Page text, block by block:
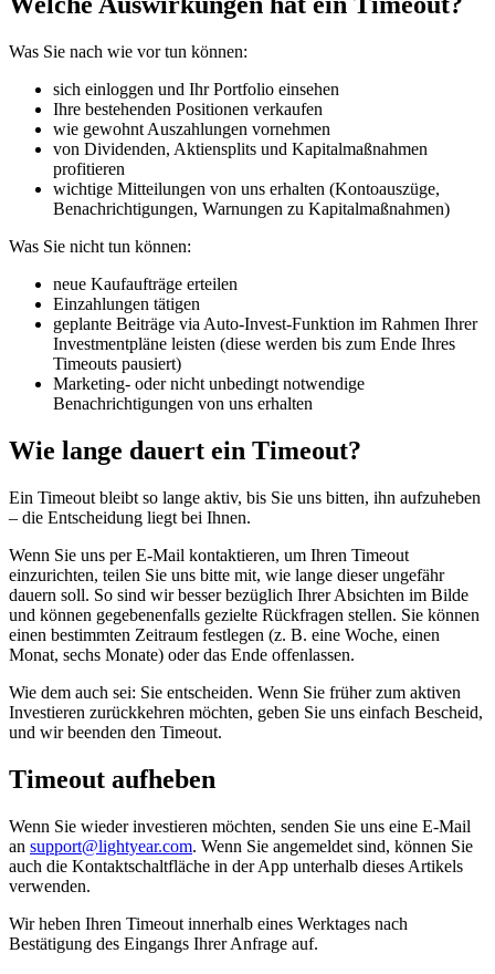
Was Sie nach wie vor tun können:
sich einloggen und Ihr Portfolio einsehen
Ihre bestehenden Positionen verkaufen
wie gewohnt Auszahlungen vornehmen
von Dividenden, Aktiensplits und Kapitalmaßnahmen
profitieren
wichtige Mitteilungen von uns erhalten (Kontoauszüge,
Benachrichtigungen, Warnungen zu Kapitalmaßnahmen)
Was Sie nicht tun können:
neue Kaufaufträge erteilen
Einzahlungen tätigen
geplante Beiträge via Auto-Invest-Funktion im Rahmen Ihrer
Investmentpläne leisten (diese werden bis zum Ende Ihres
Timeouts pausiert)
Marketing- oder nicht unbedingt notwendige
Benachrichtigungen von uns erhalten
Wie lange dauert ein Timeout?
Ein Timeout bleibt so lange aktiv, bis Sie uns bitten, ihn aufzuheben
– die Entscheidung liegt bei Ihnen.
Wenn Sie uns per E-Mail kontaktieren, um Ihren Timeout
einzurichten, teilen Sie uns bitte mit, wie lange dieser ungefähr
dauern soll. So sind wir besser bezüglich Ihrer Absichten im Bilde
und können gegebenenfalls gezielte Rückfragen stellen. Sie können
einen bestimmten Zeitraum festlegen (z. B. eine Woche, einen
Monat, sechs Monate) oder das Ende offenlassen.
Wie dem auch sei: Sie entscheiden. Wenn Sie früher zum aktiven
Investieren zurückkehren möchten, geben Sie uns einfach Bescheid,
und wir beenden den Timeout.
Timeout aufheben
Wenn Sie wieder investieren möchten, senden Sie uns eine E-Mail
an support@lightyear.com. Wenn Sie angemeldet sind, können Sie
auch die Kontaktschaltfläche in der App unterhalb dieses Artikels
verwenden.
Wir heben Ihren Timeout innerhalb eines Werktages nach
Bestätigung des Eingangs Ihrer Anfrage auf.